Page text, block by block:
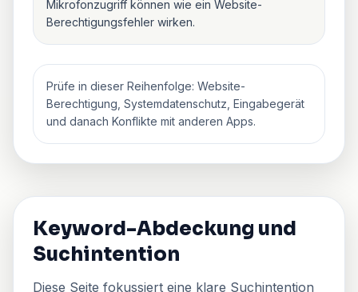
Mikrofonzugriff können wie ein Website-
Berechtigungsfehler wirken.
Prüfe in dieser Reihenfolge: Website-
Berechtigung, Systemdatenschutz, Eingabegerät
und danach Konflikte mit anderen Apps.
Keyword-Abdeckung und
Suchintention
Diese Seite fokussiert eine klare Suchintention